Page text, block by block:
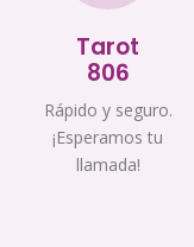
Tarot
806
Rápido y seguro.
¡Esperamos tu
llamada!